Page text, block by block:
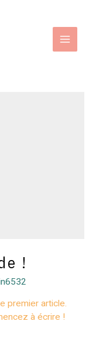
!
premier article.
à écrire !